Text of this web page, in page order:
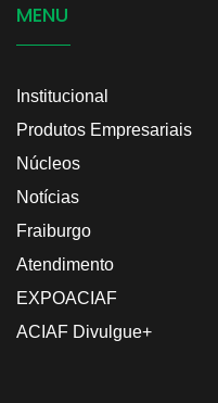
MENU
Institucional
Produtos Empresariais
Núcleos
Notícias
Fraiburgo
Atendimento
EXPOACIAF
ACIAF Divulgue+